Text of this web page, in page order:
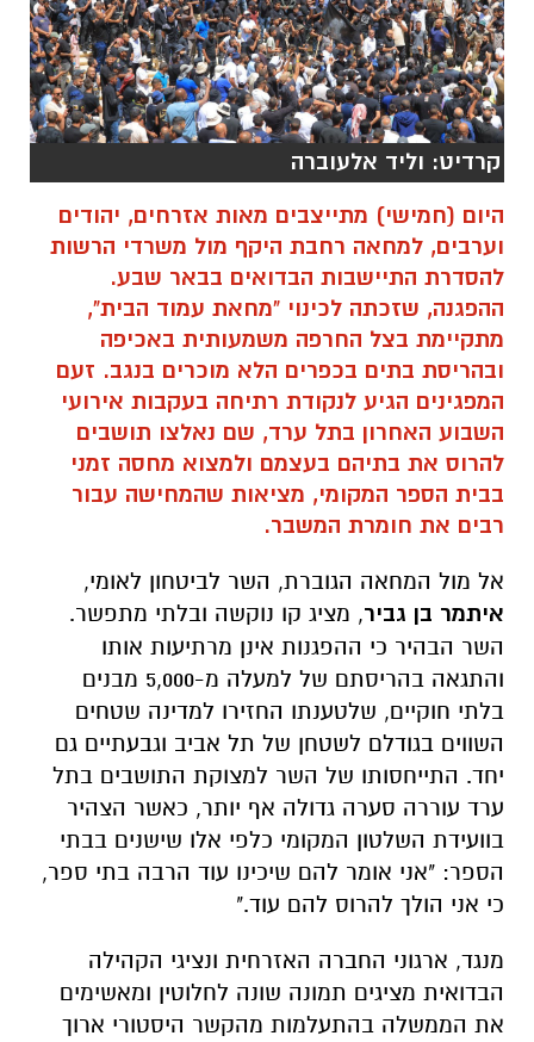
קרדיט: וליד אלעוברה
היום (חמישי) מתייצבים מאות אזרחים, יהודים
וערבים, למחאה רחבת היקף מול משרדי הרשות
להסדרת התיישבות הבדואים בבאר שבע.
ההפגנה, שזכתה לכינוי "מחאת עמוד הבית",
מתקיימת בצל החרפה משמעותית באכיפה
ובהריסת בתים בכפרים הלא מוכרים בנגב. זעם
המפגינים הגיע לנקודת רתיחה בעקבות אירועי
השבוע האחרון בתל ערד, שם נאלצו תושבים
להרוס את בתיהם בעצמם ולמצוא מחסה זמני
בבית הספר המקומי, מציאות שהמחישה עבור
רבים את חומרת המשבר.
אל מול המחאה הגוברת, השר לביטחון לאומי,
איתמר בן גביר, מציג קו נוקשה ובלתי מתפשר.
השר הבהיר כי ההפגנות אינן מרתיעות אותו
והתגאה בהריסתם של למעלה מ-5,000 מבנים
בלתי חוקיים, שלטענתו החזירו למדינה שטחים
השווים בגודלם לשטחן של תל אביב וגבעתיים גם
יחד. התייחסותו של השר למצוקת התושבים בתל
ערד עוררה סערה גדולה אף יותר, כאשר הצהיר
בוועידת השלטון המקומי כלפי אלו שישנים בבתי
הספר: "אני אומר להם שיכינו עוד הרבה בתי ספר,
כי אני הולך להרוס להם עוד."
מנגד, ארגוני החברה האזרחית ונציגי הקהילה
הבדואית מציגים תמונה שונה לחלוטין ומאשימים
את הממשלה בהתעלמות מהקשר היסטורי ארוך